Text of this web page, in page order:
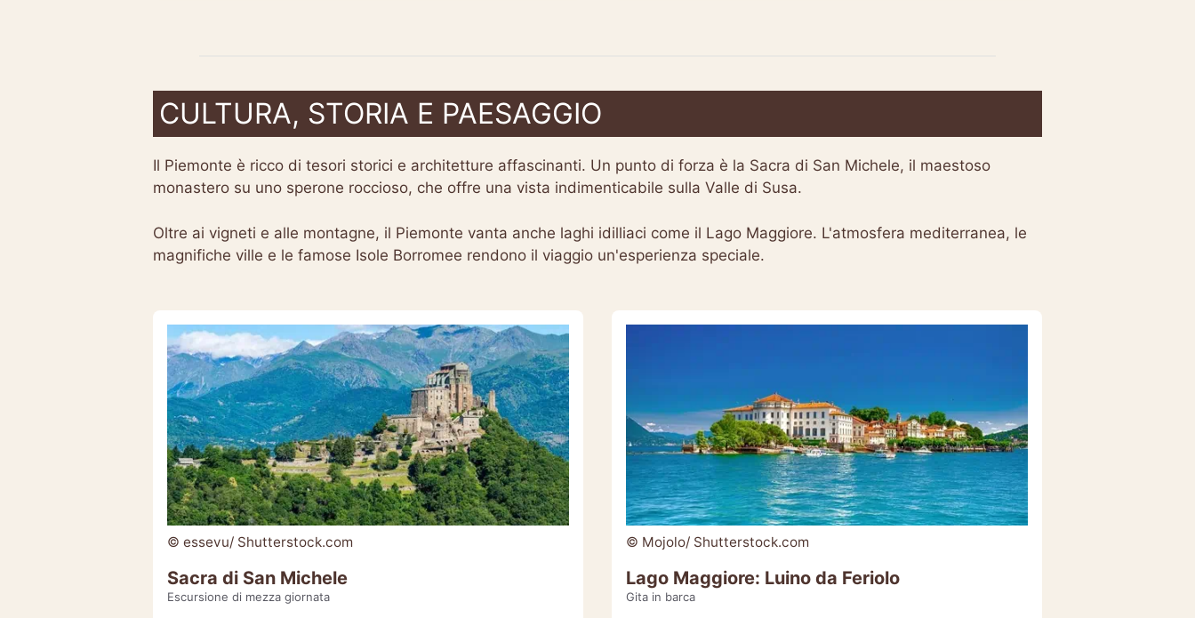
CULTURA, STORIA E PAESAGGIO
Il Piemonte è ricco di tesori storici e architetture affascinanti. Un punto di forza è la Sacra di San Michele, il maestoso
monastero su uno sperone roccioso, che offre una vista indimenticabile sulla Valle di Susa.
Oltre ai vigneti e alle montagne, il Piemonte vanta anche laghi idilliaci come il Lago Maggiore. L'atmosfera mediterranea, le
magnifiche ville e le famose Isole Borromee rendono il viaggio un'esperienza speciale.
© essevu/ Shutterstock.com
Sacra di San Michele
Escursione di mezza giornata
© Mojolo/ Shutterstock.com
Lago Maggiore: Luino da Feriolo
Gita in barca